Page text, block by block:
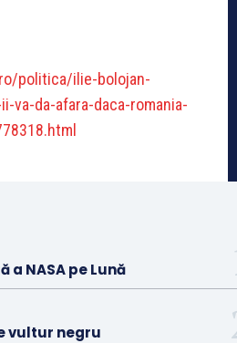
politica/ilie-bolojan-
va-da-afara-daca-romania-
a NASA pe Lună
vultur negru